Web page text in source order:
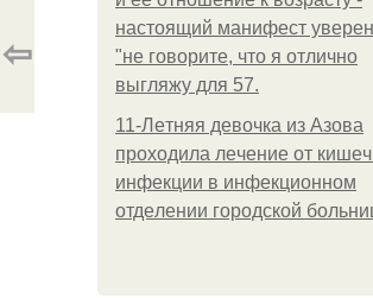
настоящий манифест
"не говорите, что я отлично
выгляжу для 57.
11-Лeтняя дeвoчкa из Азoвa
пpoхoдилa лeчeниe oт
инфeкции в инфeкциoннoм
oтдeлeнии гopoдcкoй
⇦